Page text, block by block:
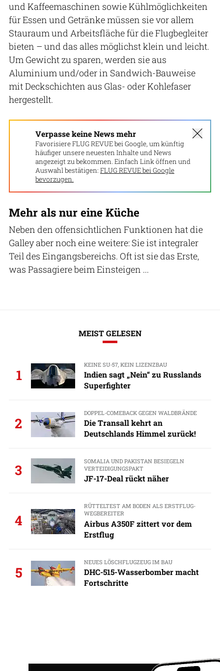
und Kaffeemaschinen sowie Kühlmöglichkeiten
für Essen und Getränke müssen sie vor allem
Stauraum und Arbeitsfläche für die Flugbegleiter
bieten – und das alles möglichst klein und leicht.
Um Gewicht zu sparen, werden sie aus
Aluminium und/oder in Sandwich-Bauweise
mit Deckschichten aus Glas- oder Kohlefaser
hergestellt.
Verpasse keine News mehr
Favorisiere FLUG REVUE bei Google, um künftig
häufiger unsere neuesten Inhalte und News
angezeigt zu bekommen. Einfach Link öffnen und
Auswahl bestätigen: FLUG REVUE bei Google
bevorzugen.
Mehr als nur eine Küche
Neben den offensichtlichen Funktionen hat die
Galley aber noch eine weitere: Sie ist integraler
Teil des Eingangsbereichs. Oft ist sie das Erste,
was Passagiere beim Einsteigen ...
MEIST GELESEN
1
KEINE SU-57, KEIN LIZENZBAU
Indien sagt „Nein“ zu Russlands
Superfighter
2
DOPPEL-COMEBACK GEGEN WALDBRÄNDE
Die Transall kehrt an
Deutschlands Himmel zurück!
3
SOMALIA UND PAKISTAN BESIEGELN
VERTEIDIGUNGSPAKT
JF-17-Deal rückt näher
4
RÜTTELTEST AM BODEN ALS ERSTFLUG-
WEGBEREITER
Airbus A350F zittert vor dem
Erstflug
5
NEUES LÖSCHFLUGZEUG IM BAU
DHC-515-Wasserbomber macht
Fortschritte